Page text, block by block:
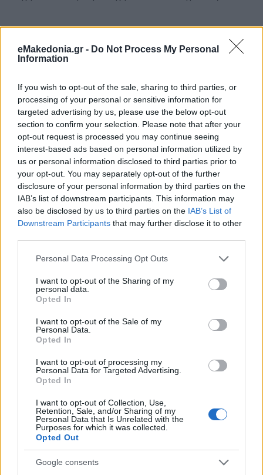
eMakedonia.gr - Do Not Process My Personal
Information
If you wish to opt-out of the sale, sharing to third parties, or
processing of your personal or sensitive information for
targeted advertising by us, please use the below opt-out
section to confirm your selection. Please note that after your
opt-out request is processed you may continue seeing
interest-based ads based on personal information utilized by
us or personal information disclosed to third parties prior to
your opt-out. You may separately opt-out of the further
disclosure of your personal information by third parties on the
IAB’s list of downstream participants. This information may
also be disclosed by us to third parties on the IAB’s List of
Downstream Participants that may further disclose it to other
Please note that this website/app uses one or more Google
not limited to your visit or usage behaviour. You may click to
grant or deny consent to Google and its third-party tags to
use your data for below specified purposes in below Google
consent section.
Personal Data Processing Opt Outs
I want to opt-out of the Sharing of my
personal data.
Opted In
I want to opt-out of the Sale of my
Personal Data.
Opted In
I want to opt-out of processing my
Personal Data for Targeted Advertising.
Opted In
I want to opt-out of Collection, Use,
Retention, Sale, and/or Sharing of my
Personal Data that Is Unrelated with the
Purposes for which it was collected.
Opted Out
Google consents
βηματισμό της»
της. Μια αποστολή που ενώνει τους Έλληνες,
αποδεικνύοντας τον πατριωτικό και λαϊκό μας χαρακτήρα,
όχι με συνθήματα αλλά με δύσκολες πράξεις στο πεδίο»,
υποστήριξε ο κ. Μητσοτάκης.
undefined